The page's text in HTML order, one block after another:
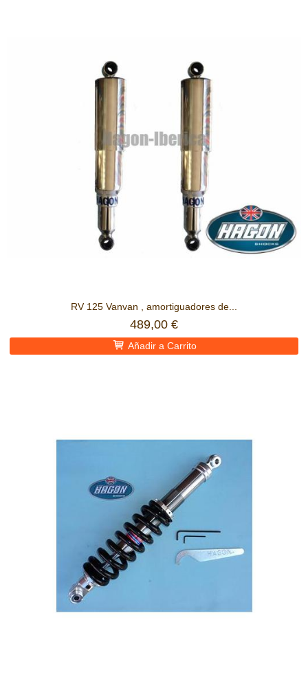
RV 125 Vanvan , amortiguadores de...
489,00 €
Añadir a Carrito